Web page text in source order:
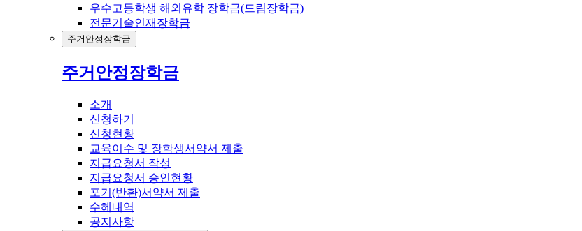
우수고등학생 해외유학 장학금(드림장학금)
전문기술인재장학금
주거안정장학금
주거안정장학금
소개
신청하기
신청현황
교육이수 및 장학생서약서 제출
지급요청서 작성
지급요청서 승인현황
포기(반환)서약서 제출
수혜내역
공지사항